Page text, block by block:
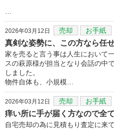
2026年03月12日 売却 お手紙
真剣な姿勢に、この方なら任
家を売ると言う事は人生において
スの萩原様が担当となり会話の中
しました。
物件自体も、小規模…
2026年03月12日 売却 お手紙
痒い所に手が届く方なので全
自宅売却の為に見積もり査定に来